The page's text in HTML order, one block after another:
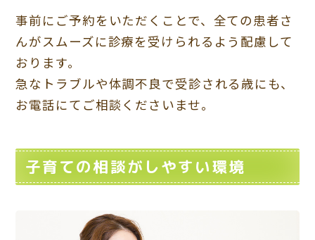
事前にご予約をいただくことで、全ての患者さ
んがスムーズに診療を受けられるよう配慮して
おります。
急なトラブルや体調不良で受診される歳にも、
お電話にてご相談くださいませ。
子育ての相談がしやすい環境